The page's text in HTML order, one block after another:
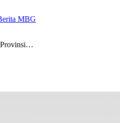
MBG
Provinsi…